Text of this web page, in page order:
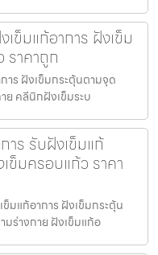
ข็มแก้อาการ ฝังเข็ม
ราคาถูก
ร ฝังเข็มกระตุ้นตามจุด
ย คลีนิกฝังเข็มระบ
าร รับฝังเข็มแก้
ข็มครอบแก้ว ราคา
มแก้อาการ ฝังเข็มกระตุ้น
มร่างกาย ฝังเข็มแก้อ